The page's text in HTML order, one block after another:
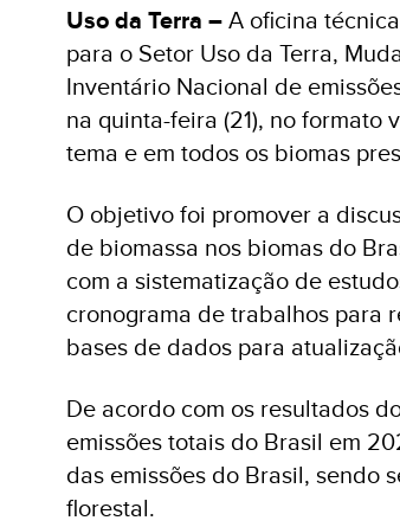
Uso da Terra –A oficina
para o Setor Uso da Terra,
Inventário Nacional de
na quinta-feira (21), no
tema e em todos os biomas
O objetivo foi promover a
de biomassa nos biomas do
com a sistematização de
cronograma de trabalhos para
bases de dados para
De acordo com os resultados
emissões totais do Brasil em
das emissões do Brasil, sendo
florestal.